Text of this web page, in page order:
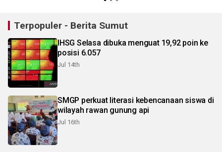
Terpopuler - Berita Sumut
IHSG Selasa dibuka menguat 19,92 poin ke
posisi 6.057
Jul 14th
SMGP perkuat literasi kebencanaan siswa di
wilayah rawan gunung api
Jul 16th